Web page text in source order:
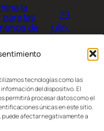
tecnologías como las
del dispositivo. El
permitirá procesar datos como el
únicas en este sitio.
afectar negativamente a
la
las
de
de
29
julio,
Eventos